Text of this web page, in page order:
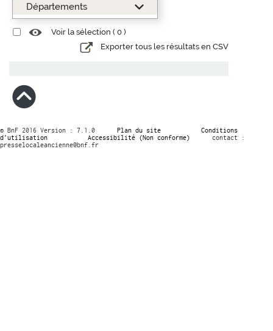
Départements
Voir la sélection ( 0 )
Exporter tous les résultats en CSV
© BnF 2016 Version : 7.1.0 Plan du site
Conditions
d’utilisation
Accessibilité (Non conforme)
contact :
presselocaleancienne@bnf.fr